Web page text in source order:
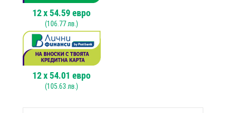
12x 54.59 евро
(106.77лв.)
12x 54.01 евро
(105.63 лв.)